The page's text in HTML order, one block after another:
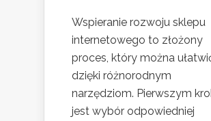
Wspieranie rozwoju sklepu
internetowego to złożony
proces, który można
dzięki różnorodnym
narzędziom. Pierwszym
jest wybór odpowiedniej